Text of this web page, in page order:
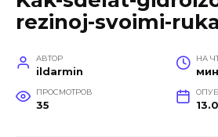
rezinoj-svoimi-
АВТОР
ildarmin
НА
мин
ПРОСМОТРОВ
35